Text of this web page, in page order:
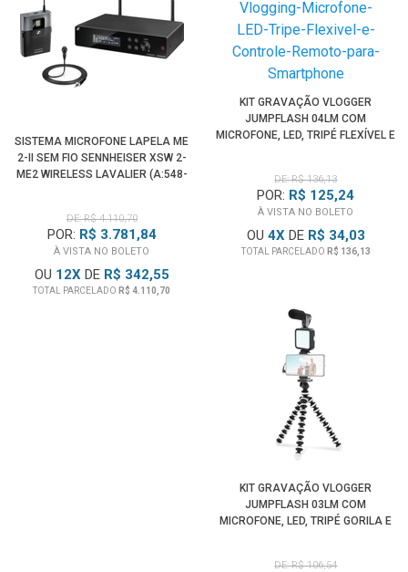
SISTEMA MICROFONE LAPELA ME
2-II SEM FIO SENNHEISER XSW 2-
ME2 WIRELESS LAVALIER (A:548-
DE: R$ 4.110,70
POR: R$ 3.781,84
À VISTA NO BOLETO
OU 12XDE R$ 342,55
TOTAL PARCELADO R$ 4.110,70
KIT GRAVAÇÃO VLOGGER
JUMPFLASH 04LM COM
MICROFONE, LED, TRIPÉ FLEXÍVEL E
DE: R$ 136,13
POR: R$ 125,24
À VISTA NO BOLETO
OU 4XDE R$ 34,03
TOTAL PARCELADO R$ 136,13
KIT GRAVAÇÃO VLOGGER
JUMPFLASH 03LM COM
MICROFONE, LED, TRIPÉ GORILA E
DE: R$ 106,54